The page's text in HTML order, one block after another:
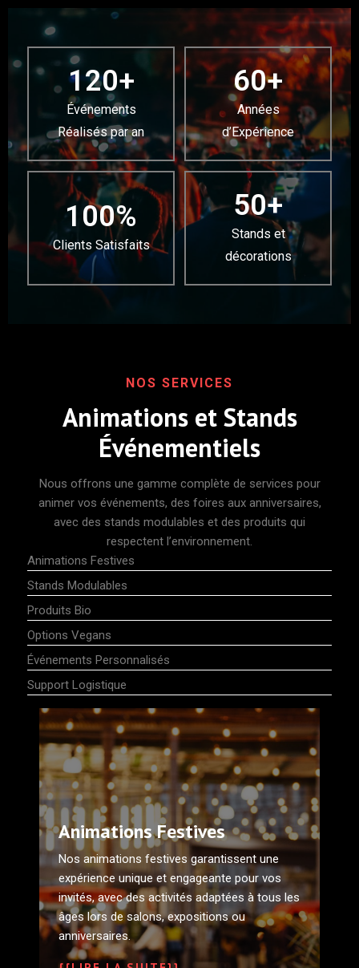
120+
Événements
Réalisés par an
60+
Années
d’Expérience
100%
Clients Satisfaits
50+
Stands et
décorations
NOS SERVICES
Animations et Stands
Événementiels
Nous offrons une gamme complète de services pour
animer vos événements, des foires aux anniversaires,
avec des stands modulables et des produits qui
respectent l’environnement.
Animations Festives
Stands Modulables
Produits Bio
Options Vegans
Événements Personnalisés
Support Logistique
Animations Festives
Nos animations festives garantissent une
expérience unique et engageante pour vos
invités, avec des activités adaptées à tous les
âges lors de salons, expositions ou
anniversaires.